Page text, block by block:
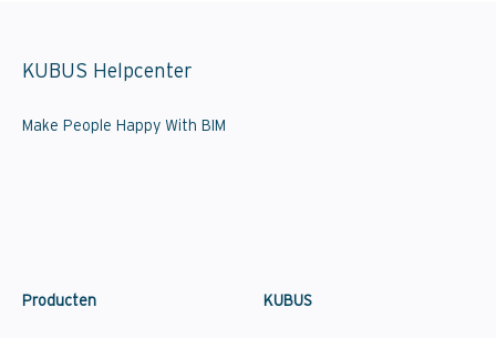
KUBUS Helpcenter
Make People Happy With BIM
Producten KUBUS